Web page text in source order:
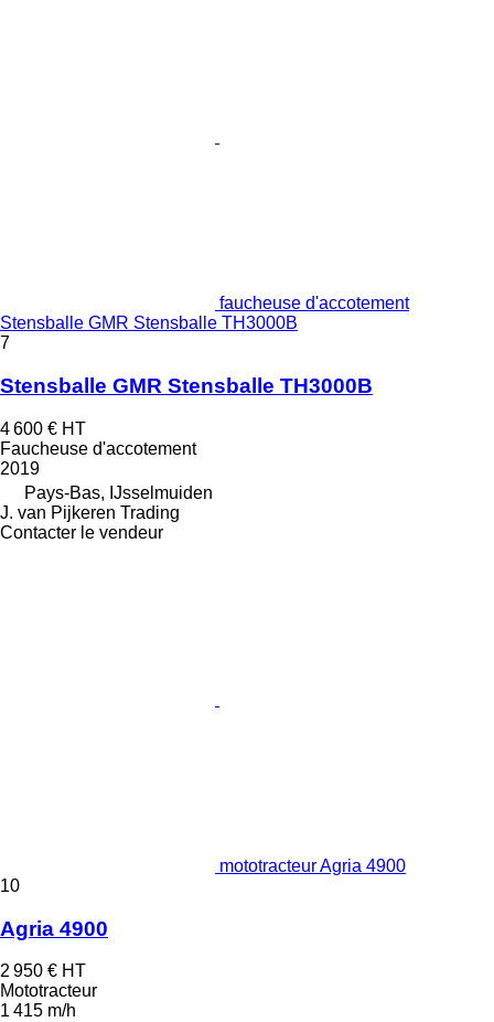
faucheuse d'accotement
Stensballe GMR Stensballe TH3000B
7
Stensballe GMR Stensballe TH3000B
4 600 € HT
Faucheuse d'accotement
2019
Pays-Bas, IJsselmuiden
J. van Pijkeren Trading
Contacter le vendeur
mototracteur Agria 4900
10
Agria 4900
2 950 € HT
Mototracteur
1 415 m/h